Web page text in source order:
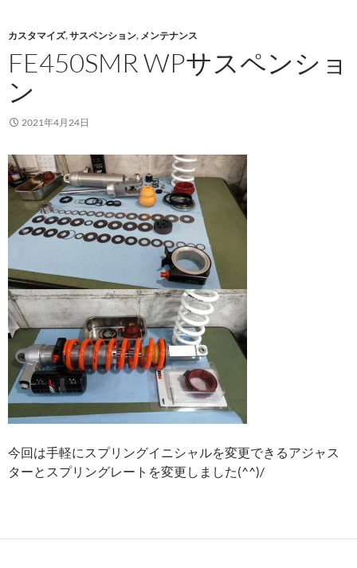
カスタマイズ,サスペンション, メンテナンス
FE450SMR WPサスペンショ
ン
2021年4月24日
今回は手軽にスプリングイニシャルを変更できるアジャス
ターとスプリングレートを変更しました(^^)/